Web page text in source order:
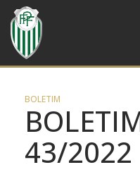
BOLETIM
43/2022